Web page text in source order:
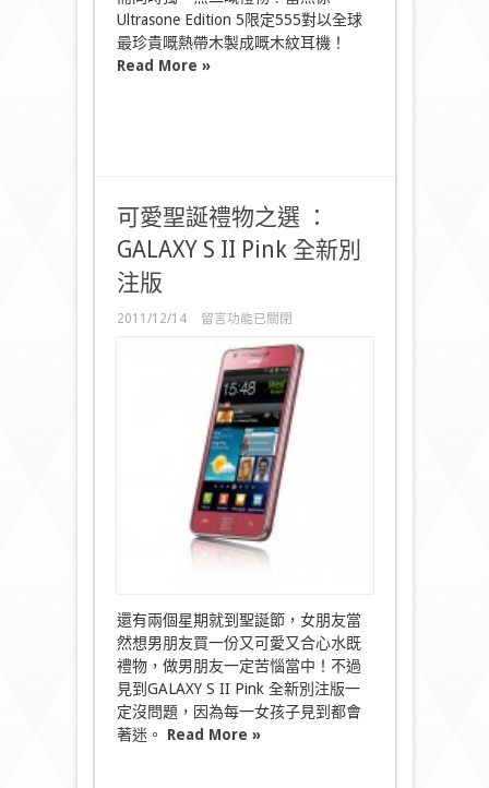
Ultrasone Edition 5限定555對以全球
最珍貴嘅熱帶木製成嘅木紋耳機！
Read More »
可愛聖誕禮物之選 ：
GALAXY S II Pink 全新別
注版
2011/12/14
在
禮
物
之
選
：
GALAXY
S
II
Pink
注
版〉
中
留言功能已關閉
還有兩個星期就到聖誕節，女朋友當
然想男朋友買一份又可愛又合心水既
禮物，做男朋友一定苦惱當中！不過
見到GALAXY S II Pink 全新別注版一
定沒問題，因為每一女孩子見到都會
著迷。 Read More »